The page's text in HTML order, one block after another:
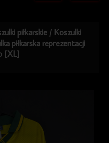
piłkarskie / Koszulki
piłkarska reprezentacji
[XL]